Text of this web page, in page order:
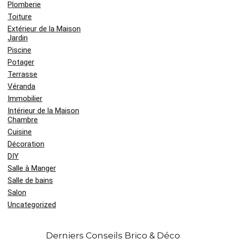
Plomberie
Toiture
Extérieur de la Maison
Jardin
Piscine
Potager
Terrasse
Véranda
Immobilier
Intérieur de la Maison
Chambre
Cuisine
Décoration
DIY
Salle à Manger
Salle de bains
Salon
Uncategorized
Derniers Conseils Brico & Déco